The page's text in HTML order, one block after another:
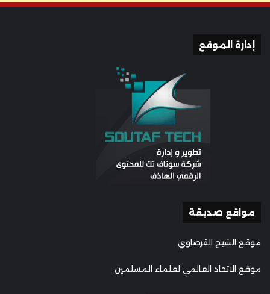
إدارة الموقع
مواقع صديقة
موقع الشيخ القرضاوي
موقع الاتحاد العالمي لعلماء المسلمين